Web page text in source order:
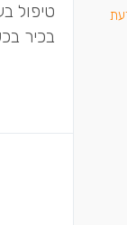
טיפול
בכיר